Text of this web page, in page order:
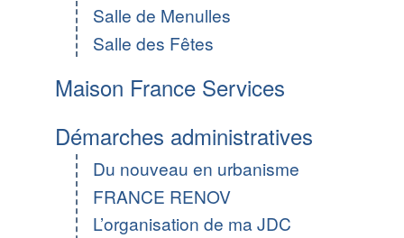
Salle de Menulles
Salle des Fêtes
Maison France Services
Démarches administratives
Du nouveau en urbanisme
FRANCE RENOV
L’organisation de ma JDC